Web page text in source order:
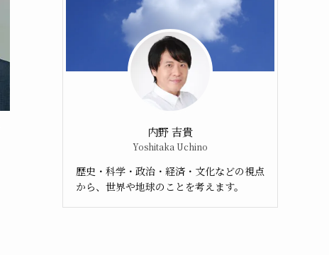
内野 吉貴
Yoshitaka Uchino
歴史・科学・政治・経済・文化などの視点
から、世界や地球のことを考えます。